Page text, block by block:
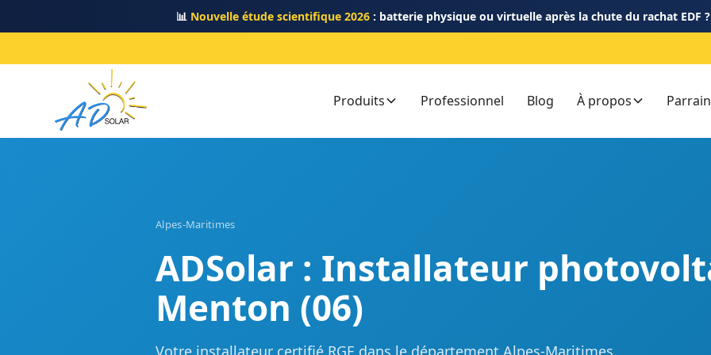
📊 Nouvelle étude scientifique 2026: batterie physique ou virtuelle après la chute du rachat EDF ?
Produits Professionnel Blog À propos
Alpes-Maritimes
ADSolar : Installateur
Menton (06)
Votre installateur certifié RGE dans le département Alpes-Maritimes